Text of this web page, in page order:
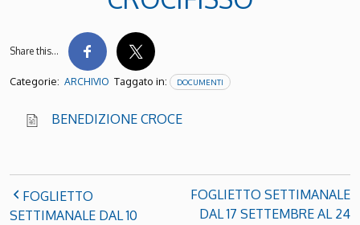
Share this…
Categorie: ARCHIVIO Taggato in: DOCUMENTI
BENEDIZIONE CROCE
FOGLIETTO
SETTIMANALE DAL 10
FOGLIETTO SETTIMANALE
DAL 17 SETTEMBRE AL 24